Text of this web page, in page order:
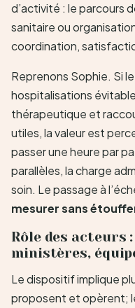
d’activité : le parcours
sanitaire ou
coordination,
Reprenons Sophie. Si
hospitalisations
thérapeutique et
utiles, la valeur est
passer une heure par
parallèles, la charge
soin. Le passage à
mesurer sans
Rôle des acteurs
ministères,
Le dispositif implique
proposent et opèrent;